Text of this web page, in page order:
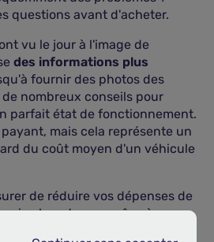
questions avant d'acheter.
vu le jour à l'image de
des informations plus
fournir des photos des
nombreux conseils pour
parfait état de fonctionnement.
mais cela représente un
du coût moyen d'un véhicule
de réduire vos dépenses de
long terme, grâce àune
de l'historique de votre